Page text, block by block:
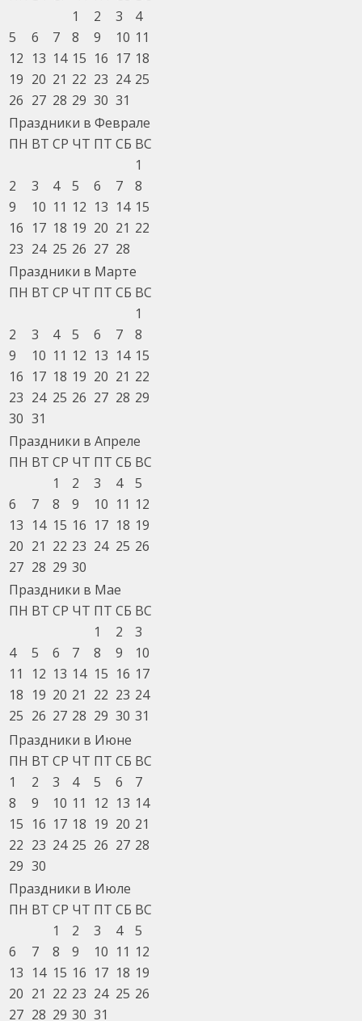
1
2 3
4
5
6 7 8 9 10 11
12 13 14 15 16 17 18
19 20 21 22 23 24 25
26 27 28 29 30 31
Праздники в Феврале
ПН ВТ СР ЧТ ПТ СБ ВС
1
2
3 4 5 6 7
8
9
10 11 12 13 14 15
16 17 18 19 20 21 22
23 24 25 26 27 28
Праздники в Марте
ПН ВТ СР ЧТ ПТ СБ ВС
1
2
3 4 5 6 7
8
9
10 11 12 13 14 15
16 17 18 19 20 21 22
23 24 25 26 27 28 29
30 31
Праздники в Апреле
ПН ВТ СР ЧТ ПТ СБ ВС
1
2 3 4
5
6
7 8 9 10 11 12
13 14 15 16 17 18 19
20 21 22 23 24 25 26
27 28 29 30
Праздники в Мае
ПН ВТ СР ЧТ ПТ СБ ВС
1
2
3
4
5 6 7 8 9
10
11
12 13 14 15 16 17
18 19 20 21 22 23 24
25 26 27 28 29 30 31
Праздники в Июне
ПН ВТ СР ЧТ ПТ СБ ВС
1
2 3 4 5 6
7
8
9 10 11 12 13 14
15 16 17 18 19 20 21
22 23 24 25 26 27 28
29 30
Праздники в Июле
ПН ВТ СР ЧТ ПТ СБ ВС
1
2 3 4
5
6
7 8 9 10 11 12
13 14 15 16 17 18 19
20 21 22 23 24 25 26
27 28 29 30 31